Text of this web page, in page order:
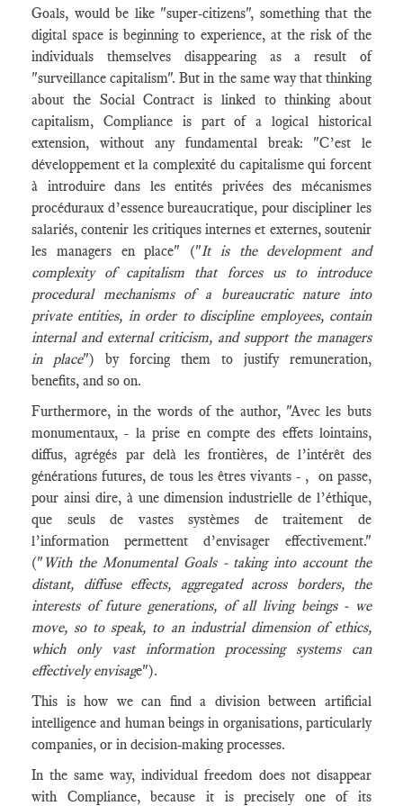
Goals, would be like "super-citizens", something that the
digital space is beginning to experience, at the risk of the
individuals themselves disappearing as a result of
"surveillance capitalism". But in the same way that thinking
about the Social Contract is linked to thinking about
capitalism, Compliance is part of a logical historical
extension, without any fundamental break: "C’est le
développement et la complexité du capitalisme qui forcent
à introduire dans les entités privées des mécanismes
procéduraux d’essence bureaucratique, pour discipliner les
salariés, contenir les critiques internes et externes, soutenir
les managers en place" ("It is the development and
complexity of capitalism that forces us to introduce
procedural mechanisms of a bureaucratic nature into
private entities, in order to discipline employees, contain
internal and external criticism, and support the managers
in place") by forcing them to justify remuneration,
benefits, and so on.
Furthermore, in the words of the author, "Avec les buts
monumentaux, - la prise en compte des effets lointains,
diffus, agrégés par delà les frontières, de l’intérêt des
générations futures, de tous les êtres vivants - , on passe,
pour ainsi dire, à une dimension industrielle de l’éthique,
que seuls de vastes systèmes de traitement de
l’information permettent d’envisager effectivement."
(" With the Monumental Goals - taking into account the
distant, diffuse effects, aggregated across borders, the
interests of future generations, of all living beings - we
move, so to speak, to an industrial dimension of ethics,
which only vast information processing systems can
effectively envisage").
This is how we can find a division between artificial
intelligence and human beings in organisations, particularly
companies, or in decision-making processes.
In the same way, individual freedom does not disappear
with Compliance, because it is precisely one of its